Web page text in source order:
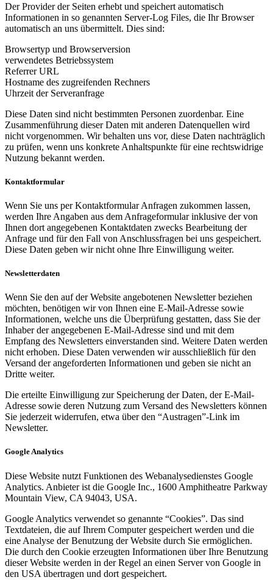
Der Provider der Seiten erhebt und speichert automatisch
Informationen in so genannten Server-Log Files, die Ihr Browser
automatisch an uns übermittelt. Dies sind:
Browsertyp und Browserversion
verwendetes Betriebssystem
Referrer URL
Hostname des zugreifenden Rechners
Uhrzeit der Serveranfrage
Diese Daten sind nicht bestimmten Personen zuordenbar. Eine
Zusammenführung dieser Daten mit anderen Datenquellen wird
nicht vorgenommen. Wir behalten uns vor, diese Daten nachträglich
zu prüfen, wenn uns konkrete Anhaltspunkte für eine rechtswidrige
Nutzung bekannt werden.
Kontaktformular
Wenn Sie uns per Kontaktformular Anfragen zukommen lassen,
werden Ihre Angaben aus dem Anfrageformular inklusive der von
Ihnen dort angegebenen Kontaktdaten zwecks Bearbeitung der
Anfrage und für den Fall von Anschlussfragen bei uns gespeichert.
Diese Daten geben wir nicht ohne Ihre Einwilligung weiter.
Newsletterdaten
Wenn Sie den auf der Website angebotenen Newsletter beziehen
möchten, benötigen wir von Ihnen eine E-Mail-Adresse sowie
Informationen, welche uns die Überprüfung gestatten, dass Sie der
Inhaber der angegebenen E-Mail-Adresse sind und mit dem
Empfang des Newsletters einverstanden sind. Weitere Daten werden
nicht erhoben. Diese Daten verwenden wir ausschließlich für den
Versand der angeforderten Informationen und geben sie nicht an
Dritte weiter.
Die erteilte Einwilligung zur Speicherung der Daten, der E-Mail-
Adresse sowie deren Nutzung zum Versand des Newsletters können
Sie jederzeit widerrufen, etwa über den “Austragen”-Link im
Newsletter.
Google Analytics
Diese Website nutzt Funktionen des Webanalysedienstes Google
Analytics. Anbieter ist die Google Inc., 1600 Amphitheatre Parkway
Mountain View, CA 94043, USA.
Google Analytics verwendet so genannte “Cookies”. Das sind
Textdateien, die auf Ihrem Computer gespeichert werden und die
eine Analyse der Benutzung der Website durch Sie ermöglichen.
Die durch den Cookie erzeugten Informationen über Ihre Benutzung
dieser Website werden in der Regel an einen Server von Google in
den USA übertragen und dort gespeichert.